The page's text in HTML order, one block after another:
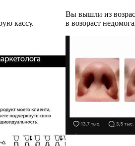
кассу.
Вы вышли из
в возораст